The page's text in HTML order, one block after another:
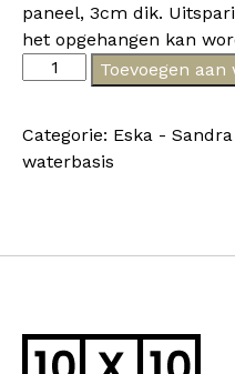
paneel, 3cm dik.
het opgehangen kan
Eska
en
mandarijnen
aantal
Toevoegen
Categorie: Eska -
waterbasis